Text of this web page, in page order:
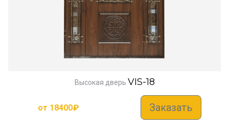
Высокая дверь VIS-18
от 18400₽ Заказать